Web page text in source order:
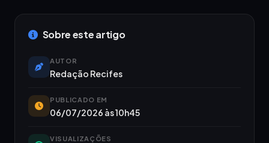
Sobre este artigo
AUTOR
Redação Recifes
PUBLICADO EM
06/07/2026 às 10h45
VISUALIZAÇÕES